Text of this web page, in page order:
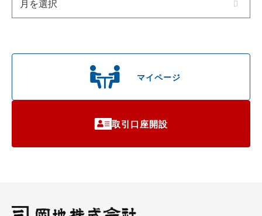
マイページ
取引口座開設